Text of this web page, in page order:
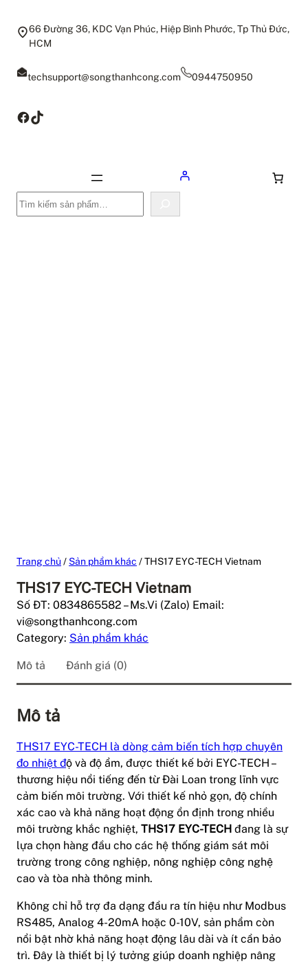
66 Đường 36, KDC Vạn Phúc, Hiệp Bình Phước, Tp Thủ Đức,
HCM
techsupport@songthanhcong.com 0944750950
Facebook
TikTok
Tìm
kiếm
Trang chủ / Sản phẩm khác / THS17 EYC-TECH Vietnam
THS17 EYC-TECH Vietnam
Số ĐT: 0834865582 – Ms.Vi (Zalo) Email:
vi@songthanhcong.com
Category: Sản phẩm khác
Mô tả Đánh giá (0)
Mô tả
THS17 EYC-TECH là dòng cảm biến tích hợp chuyên
đo nhiệt độ và độ ẩm, được thiết kế bởi EYC-TECH –
thương hiệu nổi tiếng đến từ Đài Loan trong lĩnh vực
cảm biến môi trường. Với thiết kế nhỏ gọn, độ chính
xác cao và khả năng hoạt động ổn định trong nhiều
môi trường khắc nghiệt, THS17 EYC-TECH đang là sự
lựa chọn hàng đầu cho các hệ thống giám sát môi
trường trong công nghiệp, nông nghiệp công nghệ
cao và tòa nhà thông minh.
Không chỉ hỗ trợ đa dạng đầu ra tín hiệu như Modbus
RS485, Analog 4-20mA hoặc 0-10V, sản phẩm còn
nổi bật nhờ khả năng hoạt động lâu dài và ít cần bảo
trì. Đây là thiết bị lý tưởng giúp doanh nghiệp nâng